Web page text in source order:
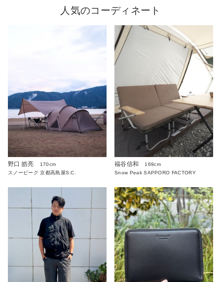
人気のコーディネート
野口 皓亮
170cm
スノーピーク 京都高島屋S.C.
福谷信和
169cm
Snow Peak SAPPORO FACTORY